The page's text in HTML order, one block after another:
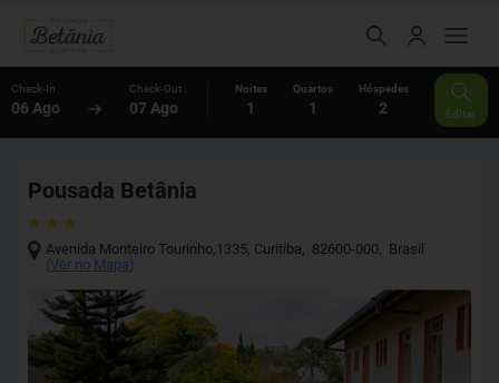
Check-In
06 Ago
Check-Out
07 Ago
Noites
1
Quartos
1
Hóspedes
2 Editar
Pousada Betânia
Avenida Monteiro Tourinho,1335, Curitiba, 82600-000, Brasil
(Ver no Mapa)